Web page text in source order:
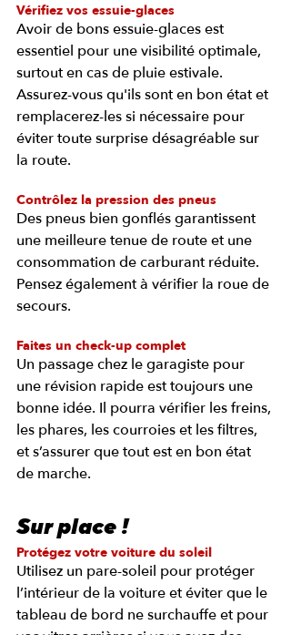
Vérifiez vos essuie-glaces
Avoir de bons essuie-glaces est
essentiel pour une visibilité optimale,
surtout en cas de pluie estivale.
Assurez-vous qu'ils sont en bon état et
remplacerez-les si nécessaire pour
éviter toute surprise désagréable sur
la route.
Contrôlez la pression des pneus
Des pneus bien gonflés garantissent
une meilleure tenue de route et une
consommation de carburant réduite.
Pensez également à vérifier la roue de
secours.
Faites un check-up complet
Un passage chez le garagiste pour
une révision rapide est toujours une
bonne idée. Il pourra vérifier les freins,
les phares, les courroies et les filtres,
et s’assurer que tout est en bon état
de marche.
Sur place !
Protégez votre voiture du soleil
Utilisez un pare-soleil pour protéger
l’intérieur de la voiture et éviter que le
tableau de bord ne surchauffe et pour